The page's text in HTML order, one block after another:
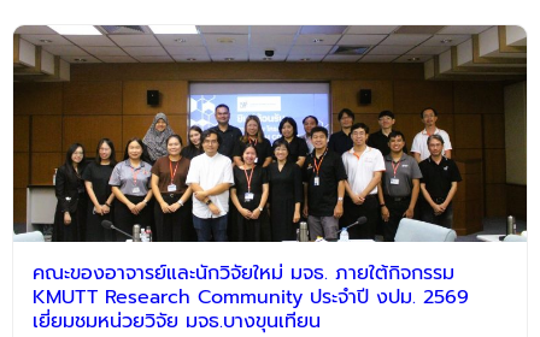
คณะของอาจารย์และนักวิจัยใหม่ มจธ. ภายใต้กิจกรรม
KMUTT Research Community ประจำปี งปม. 2569
เยี่ยมชมหน่วยวิจัย มจธ.บางขุนเทียน